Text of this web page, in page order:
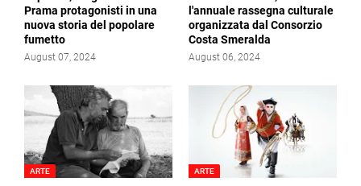
Prama protagonisti in una
nuova storia del popolare
fumetto
August 07, 2024
l'annuale rassegna culturale
organizzata dal Consorzio
Costa Smeralda
August 06, 2024
ARTE ARTE